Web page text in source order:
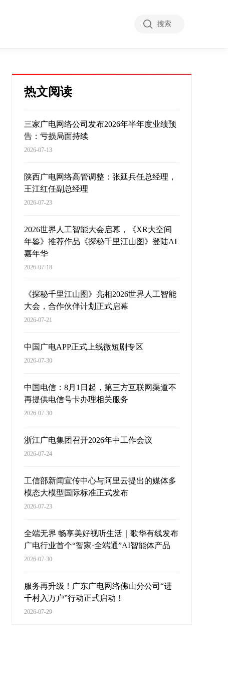
搜索
热文阅读
三家广电网络公司发布2026年半年度业绩预
告：亏损局面持续
2026-07-13
陕西广电网络高管调整：张延兵任总经理，
王江红任副总经理
2026-07-23
2026世界人工智能大会启幕，《XR大空间
年鉴》推荐作品《探秘千里江山图》登陆AI
嘉年华
2026-07-18
《探秘千里江山图》亮相2026世界人工智能
大会，合作伙伴计划正式启幕
2026-07-21
中国广电APP正式上线微短剧专区
2026-07-30
中国电信：8月1日起，第三方互联网渠道不
再提供电信号卡办理相关服务
2026-07-30
浙江广电集团召开2026年中工作会议
2026-07-24
工信部新闻宣传中心与阿里云提出的媒体多
模态大模型国际标准正式发布
2026-07-23
全端无界 畅享美好视听生活｜歌华有线发布
广电行业首个“智家·全端通”AI智能体产品
2026-07-30
服务再升级！广东广电网络佛山分公司“进
千村入万户”行动正式启动！
2026-07-29